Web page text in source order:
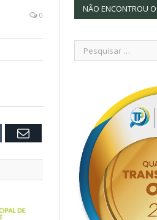
0
Email
NÃO ENCONTROU